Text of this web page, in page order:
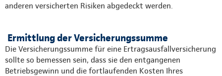
anderen versicherten Risiken abgedeckt werden.
Ermittlung der Versicherungssumme
Die Versicherungssumme für eine Ertragsausfallversicherung
sollte so bemessen sein, dass sie den entgangenen
Betriebsgewinn und die fortlaufenden Kosten Ihres